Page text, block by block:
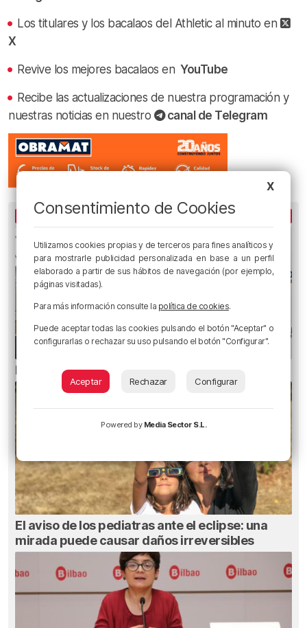
Los titulares y los bacalaos del Athletic al minuto en
X
Revive los mejores bacalaos en YouTube
Recibe las actualizaciones de nuestra programación y
nuestras noticias en nuestro
canal de Telegram
LO MÁS ESCUCHADO
El bilbaíno que opta a un récord Guinness
El aviso de los pediatras ante el eclipse: una
mirada puede causar daños irreversibles
X
Consentimiento de Cookies
Utilizamos cookies propias y de terceros para fines analíticos y
para mostrarle publicidad personalizada en base a un perfil
elaborado a partir de sus hábitos de navegación (por ejemplo,
páginas visitadas).
Para más información consulte la política de cookies.
Puede aceptar todas las cookies pulsando el botón "Aceptar" o
configurarlas o rechazar su uso pulsando el botón "Configurar".
Aceptar Rechazar Configurar
Powered by Media Sector S.L.